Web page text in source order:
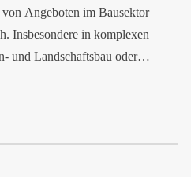
Angeboten im Bausektor
Insbesondere in komplexen
und Landschaftsbau oder
zu ermitteln und
gefordert. Wir...